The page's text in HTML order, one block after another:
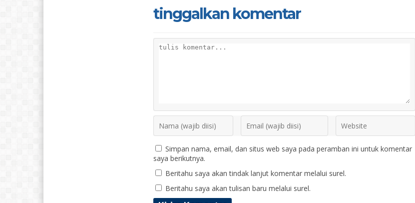
tinggalkan komentar
Simpan nama, email, dan situs web saya pada peramban ini untuk komentar
saya berikutnya.
Beritahu saya akan tindak lanjut komentar melalui surel.
Beritahu saya akan tulisan baru melalui surel.